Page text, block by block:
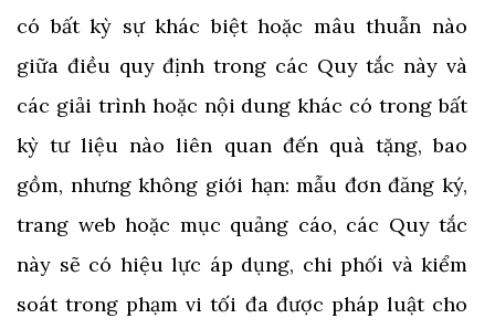
có bất kỳ sự khác biệt hoặc mâu thuẫn nào
giữa điều quy định trong các Quy tắc này và
các giải trình hoặc nội dung khác có trong bất
kỳ tư liệu nào liên quan đến quà tặng, bao
gồm, nhưng không giới hạn: mẫu đơn đăng ký,
trang web hoặc mục quảng cáo, các Quy tắc
này sẽ có hiệu lực áp dụng, chi phối và kiểm
soát trong phạm vi tối đa được pháp luật cho